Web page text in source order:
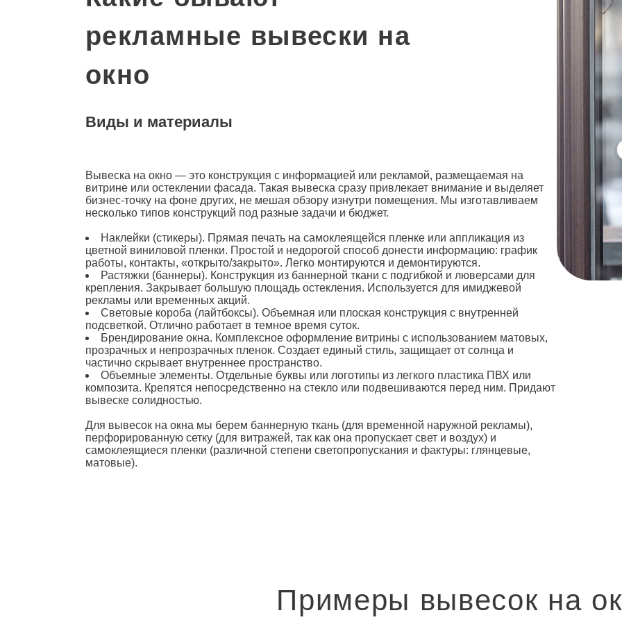
рекламные вывески на
окно
Виды и материалы
Вывеска на окно — это конструкция с информацией или рекламой, размещаемая на
витрине или остеклении фасада. Такая вывеска сразу привлекает внимание и выделяет
бизнес-точку на фоне других, не мешая обзору изнутри помещения. Мы изготавливаем
несколько типов конструкций под разные задачи и бюджет.
Наклейки (стикеры). Прямая печать на самоклеящейся пленке или аппликация из
цветной виниловой пленки. Простой и недорогой способ донести информацию: график
работы, контакты, «открыто/закрыто». Легко монтируются и демонтируются.
Растяжки (баннеры). Конструкция из баннерной ткани с подгибкой и люверсами для
крепления. Закрывает большую площадь остекления. Используется для имиджевой
рекламы или временных акций.
Световые короба (лайтбоксы). Объемная или плоская конструкция с внутренней
подсветкой. Отлично работает в темное время суток.
Брендирование окна. Комплексное оформление витрины с использованием матовых,
прозрачных и непрозрачных пленок. Создает единый стиль, защищает от солнца и
частично скрывает внутреннее пространство.
Объемные элементы. Отдельные буквы или логотипы из легкого пластика ПВХ или
композита. Крепятся непосредственно на стекло или подвешиваются перед ним. Придают
вывеске солидностью.
Для вывесок на окна мы берем баннерную ткань (для временной наружной рекламы),
перфорированную сетку (для витражей, так как она пропускает свет и воздух) и
самоклеящиеся пленки (различной степени светопропускания и фактуры: глянцевые,
матовые).
Примеры вывесок на